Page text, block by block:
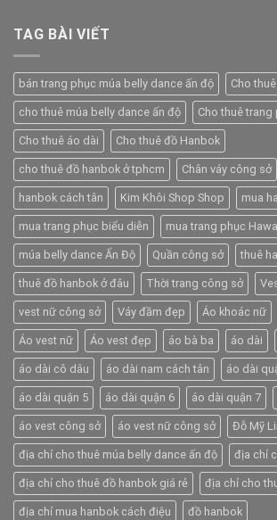
TAG BÀI VIẾT
bán trang phục múa belly dance ấn độ Cho
cho thuê múa belly dance ấn độ Cho thuê trang
Cho thuê áo dài Cho thuê đồ Hanbok
cho thuê đồ hanbok ở tphcm Chân váy công sở
hanbok cách tân Kim Khôi Shop Shop mua
mua trang phục biểu diễn mua trang phục
múa belly dance Ấn Độ Quần công sở thuê
thuê đồ hanbok ở đâu Thời trang công sở
vest nữ công sở Váy đầm đẹp Áo khoác nữ
Áo vest nữ Áo vest đẹp áo bà ba áo dài
áo dài cô dâu áo dài nam cách tân áo dài
áo dài quận 5 áo dài quận 6 áo dài quận 7
áo vest công sở áo vest nữ công sở Đỗ Mỹ
địa chỉ cho thuê múa belly dance ấn độ địa chỉ
địa chỉ cho thuê đồ hanbok giá rẻ địa chỉ cho
địa chỉ mua hanbok cách điệu đồ hanbok